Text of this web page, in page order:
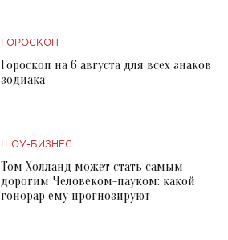
ГОРОСКОП
Гороскоп на 6 августа для всех знаков
зодиака
ШОУ-БИЗНЕС
Том Холланд может стать самым
дорогим Человеком-пауком: какой
гонорар ему прогнозируют